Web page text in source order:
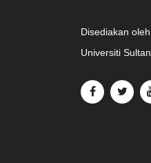
Disediakan
Universiti